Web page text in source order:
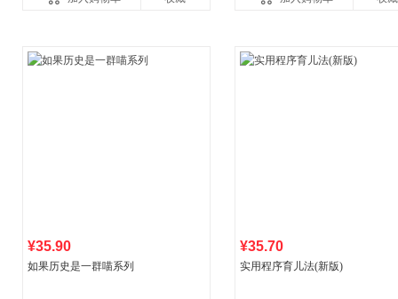
¥35.90
如果历史是一群喵系列
¥35.70
实用程序育儿法(新版)